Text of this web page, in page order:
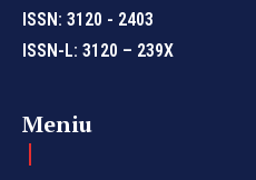
ISSN: 3120 - 2403
ISSN-L: 3120 – 239X
Meniu